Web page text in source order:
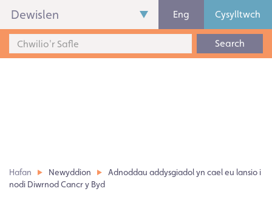
Dewislen Eng Cysylltwch
Search
Hafan Newyddion
Adnoddau addysgiadol yn cael eu lansio i
nodi Diwrnod Cancr y Byd